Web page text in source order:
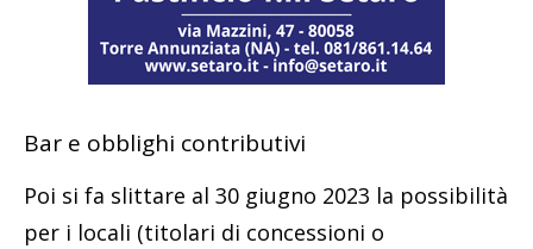
Bar e obblighi contributivi
Poi si fa slittare al 30 giugno 2023 la possibilità
per i locali (titolari di concessioni o